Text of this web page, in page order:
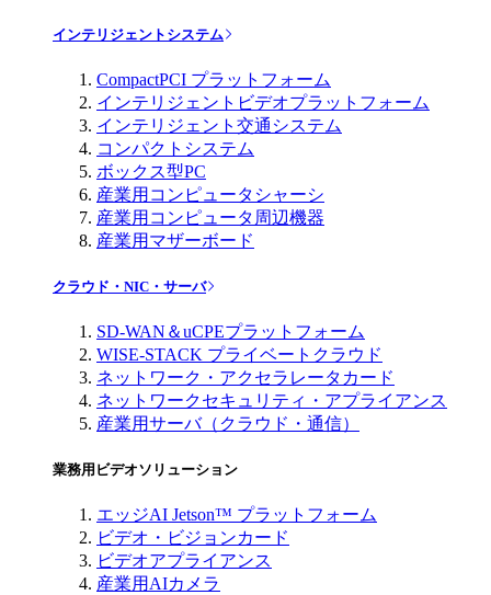
インテリジェントシステム
CompactPCI プラットフォーム
インテリジェントビデオプラットフォーム
インテリジェント交通システム
コンパクトシステム
ボックス型PC
産業用コンピュータシャーシ
産業用コンピュータ周辺機器
産業用マザーボード
クラウド・NIC・サーバ
SD-WAN＆uCPEプラットフォーム
WISE-STACK プライベートクラウド
ネットワーク・アクセラレータカード
ネットワークセキュリティ・アプライアンス
産業用サーバ（クラウド・通信）
業務用ビデオソリューション
エッジAI Jetson™ プラットフォーム
ビデオ・ビジョンカード
ビデオアプライアンス
産業用AIカメラ